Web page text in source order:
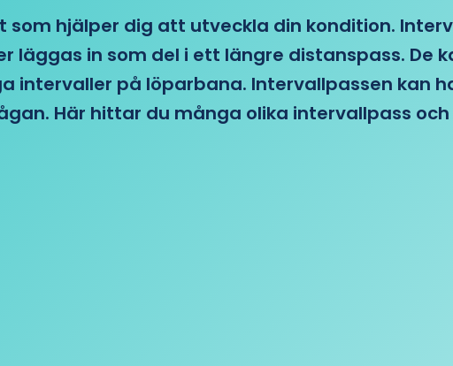
hjälper dig att utveckla din kondition.
läggas in som del i ett längre distanspass. De
intervaller på löparbana. Intervallpassen kan
Här hittar du många olika intervallpass